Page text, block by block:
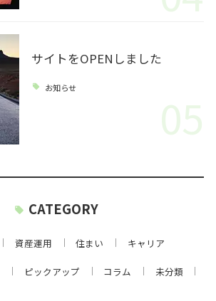
サイトをOPENしました
お知らせ
05
CATEGORY
資産運用 住まい キャリア
ピックアップ コラム 未分類